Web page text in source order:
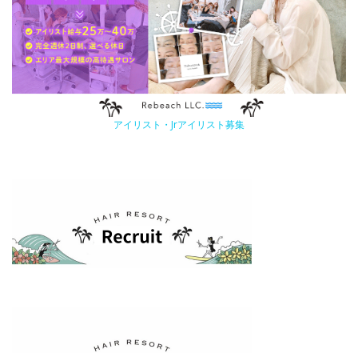
アイリスト・Jrアイリスト募集